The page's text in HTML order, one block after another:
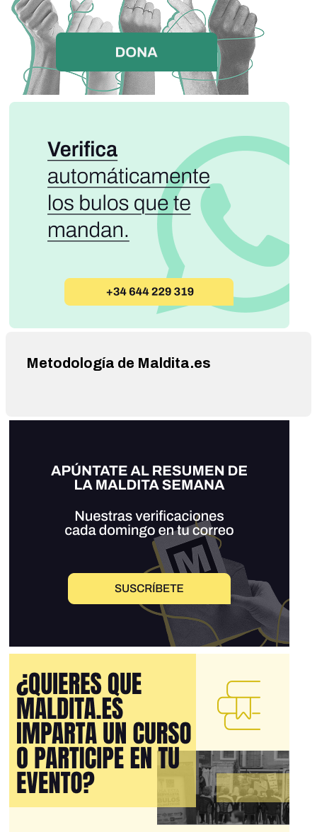
Metodología de Maldita.es